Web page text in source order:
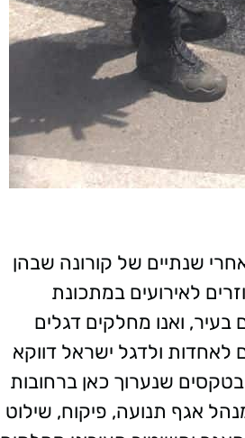
שנתיים של קורונה שבהן
לאירועים במתכונת
ואנו מחלקים דגלים
לאחדות ולדגל ישראל דווקא
שנערוך כאן ברחובות
אגף תנועה, פיקוח, שילוט